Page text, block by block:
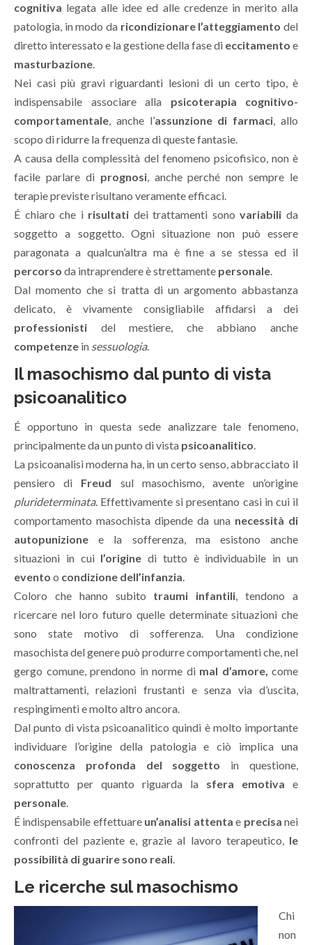
cognitiva legata alle idee ed alle credenze in merito alla
patologia, in modo da ricondizionare l’atteggiamento del
diretto interessato e la gestione della fase di eccitamento e
masturbazione.
Nei casi più gravi riguardanti lesioni di un certo tipo, è
indispensabile associare alla psicoterapia cognitivo-
comportamentale, anche l’assunzione di farmaci, allo
scopo di ridurre la frequenza di queste fantasie.
A causa della complessità del fenomeno psicofisico, non è
facile parlare di prognosi, anche perché non sempre le
terapie previste risultano veramente efficaci.
É chiaro che i risultati dei trattamenti sonovariabili da
soggetto a soggetto. Ogni situazione non può essere
paragonata a qualcun’altra ma è fine a se stessa ed il
percorso da intraprendere è strettamente personale.
Dal momento che si tratta di un argomento abbastanza
delicato, è vivamente consigliabile affidarsi a dei
professionisti del mestiere, che abbiano anche
competenze in sessuologia.
Il masochismo dal punto di vista
psicoanalitico
É opportuno in questa sede analizzare tale fenomeno,
principalmente da un punto di vista psicoanalitico.
La psicoanalisi moderna ha, in un certo senso, abbracciato il
pensiero di Freud sul masochismo, avente un’origine
plurideterminata. Effettivamente si presentano casi in cui il
comportamento masochista dipende da una necessità di
autopunizione e la sofferenza, ma esistono anche
situazioni in cui l’origine di tutto è individuabile in un
evento o condizione dell’infanzia.
Coloro che hanno subito traumi infantili, tendono a
ricercare nel loro futuro quelle determinate situazioni che
sono state motivo di sofferenza. Una condizione
masochista del genere può produrre comportamenti che, nel
gergo comune, prendono in norme di mal d’amore, come
maltrattamenti, relazioni frustanti e senza via d’uscita,
respingimenti e molto altro ancora.
Dal punto di vista psicoanalitico quindi è molto importante
individuare l’origine della patologia e ciò implica una
conoscenza profonda del soggetto in questione,
soprattutto per quanto riguarda la sfera emotiva e
personale.
É indispensabile effettuare un’analisi attenta e precisa nei
confronti del paziente e, grazie al lavoro terapeutico, le
possibilità di guarire sono reali.
Le ricerche sul masochismo
Chi
non